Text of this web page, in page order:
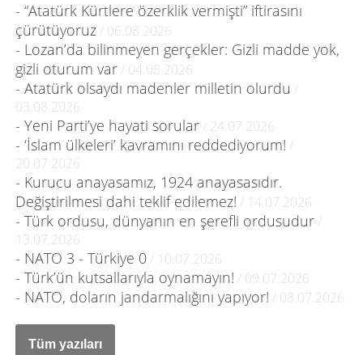
- “Atatürk Kürtlere özerklik vermişti” iftirasını
çürütüyoruz/ 06.08.2026
- Lozan’da bilinmeyen gerçekler: Gizli madde yok,
gizli oturum var/ 04.08.2026
- Atatürk olsaydı madenler milletin olurdu /
03.08.2026
- Yeni Parti’ye hayati sorular/ 24.07.2026
- ‘İslam ülkeleri’ kavramını reddediyorum! /
20.07.2026
- Kurucu anayasamız, 1924 anayasasıdır.
Değiştirilmesi dahi teklif edilemez! / 14.07.2026
- Türk ordusu, dünyanın en şerefli ordusudur/
13.07.2026
- NATO 3 - Türkiye 0/ 10.07.2026
- Türk’ün kutsallarıyla oynamayın! / 09.07.2026
- NATO, doların jandarmalığını yapıyor! / 08.07.2026